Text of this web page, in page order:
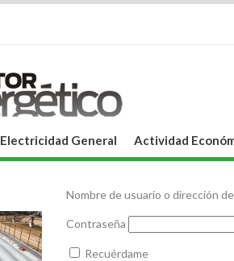
Electricidad General Actividad
Nombre de usuario o dirección
Contraseña
Recuérdame